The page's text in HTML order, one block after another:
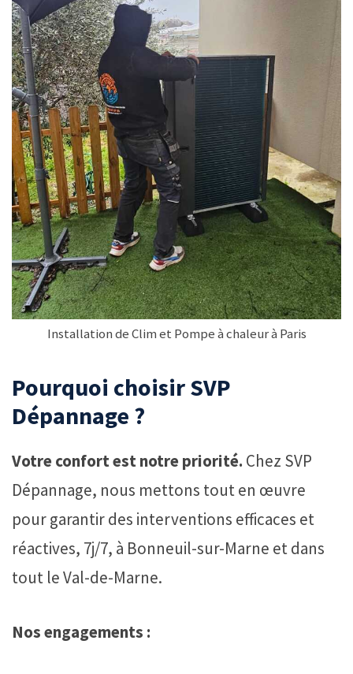
Installation de Clim et Pompe à chaleur à Paris
Pourquoi choisir SVP
Dépannage ?
Votre confort est notre priorité. Chez SVP
Dépannage, nous mettons tout en œuvre
pour garantir des interventions efficaces et
réactives, 7j/7, à Bonneuil-sur-Marne et dans
tout le Val-de-Marne.
Nos engagements :